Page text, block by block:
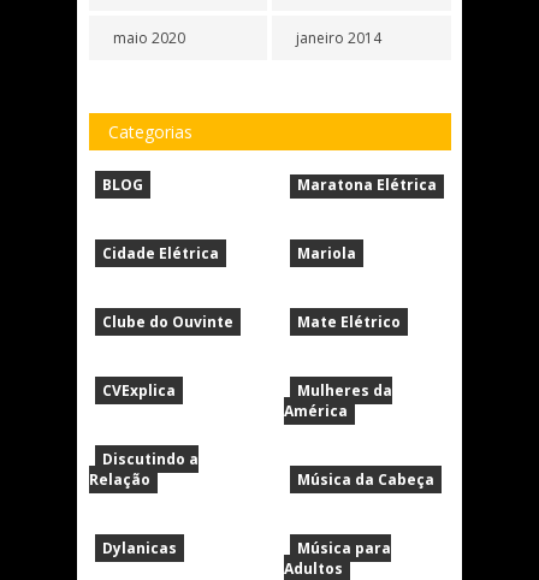
maio 2020 janeiro 2014
Categorias
BLOG
Cidade Elétrica
Clube do Ouvinte
CVExplica
Discutindo a
Relação
Dylanicas
Maratona Elétrica
Mariola
Mate Elétrico
Mulheres da
América
Música da Cabeça
Música para
Adultos